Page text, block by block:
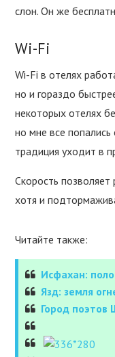
слон. Он же
Wi-Fi
Wi-Fi в отелях
но и гораздо
некоторых отелях
но мне все
традиция уходит в
Скорость позволяет
хотя и
Читайте также:
Исфахан:
Язд: земля
Город поэтов